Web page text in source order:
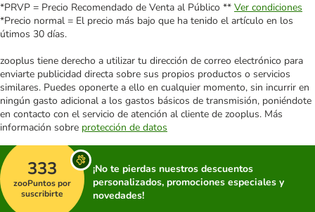
*PRVP = Precio Recomendado de Venta al Público ** Ver condiciones
*Precio normal = El precio más bajo que ha tenido el artículo en los
útimos 30 días.
zooplus tiene derecho a utilizar tu dirección de correo electrónico para
enviarte publicidad directa sobre sus propios productos o servicios
similares. Puedes oponerte a ello en cualquier momento, sin incurrir en
ningún gasto adicional a los gastos básicos de transmisión, poniéndote
en contacto con el servicio de atención al cliente de zooplus. Más
información sobre protección de datos
333
zooPuntos por
suscribirte
¡No te pierdas nuestros descuentos
personalizados, promociones especiales y
novedades!